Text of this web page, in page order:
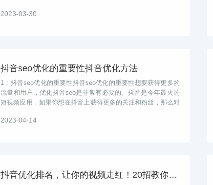
2023-03-30
抖音seo优化的重要性抖音优化方法
1：抖音seo优化的重要性抖音seo优化的重要性想要获得更多的
流量和用户，优化抖音seo是非常有必要的。抖音是今年最火的
短视频应用，如果你想在抖音上获得更多的关注和粉丝，那么对
2023-04-14
抖音优化排名，让你的视频走红！20招教你如何做到